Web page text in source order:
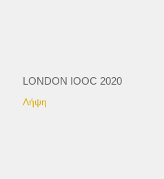
LONDON IOOC 2020
Λήψη